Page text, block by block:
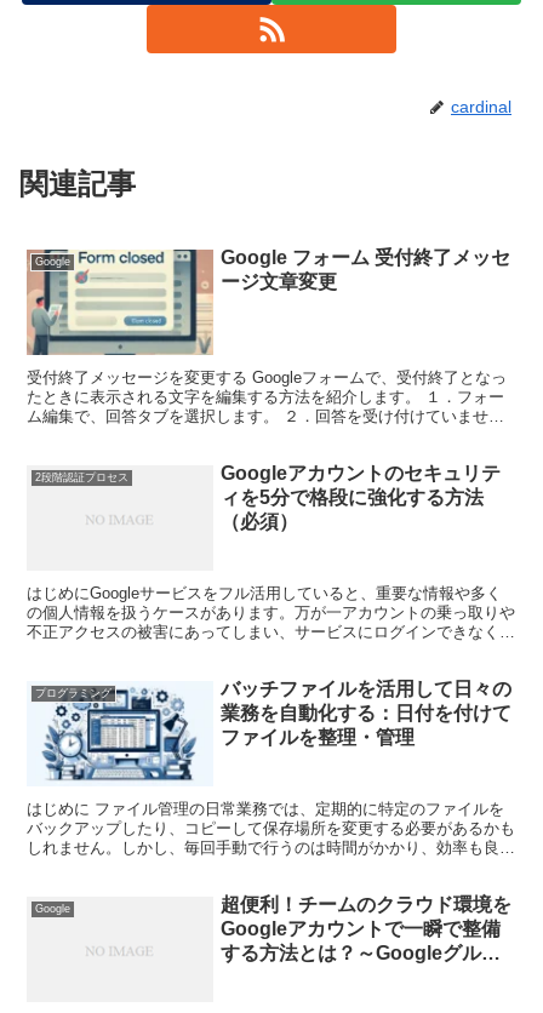
cardinal
関連記事
Google
Google フォーム 受付終了メッセ
ージ文章変更
受付終了メッセージを変更する Googleフォームで、受付終了となっ
たときに表示される文字を編集する方法を紹介します。 １．フォー
ム編集で、回答タブを選択します。 ２．回答を受け付けていませ
2段階認証プロセス
Googleアカウントのセキュリテ
ィを5分で格段に強化する方法
（必須）
はじめにGoogleサービスをフル活用していると、重要な情報や多く
の個人情報を扱うケースがあります。万が一アカウントの乗っ取りや
不正アクセスの被害にあってしまい、サービスにログインできなくな
プログラミング
バッチファイルを活用して日々の
業務を自動化する：日付を付けて
ファイルを整理・管理
はじめに ファイル管理の日常業務では、定期的に特定のファイルを
バックアップしたり、コピーして保存場所を変更する必要があるかも
しれません。しかし、毎回手動で行うのは時間がかかり、効率も良く
Google
超便利！チームのクラウド環境を
Googleアカウントで一瞬で整備
する方法とは？～Googleグルー